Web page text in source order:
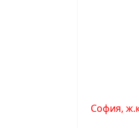
София,